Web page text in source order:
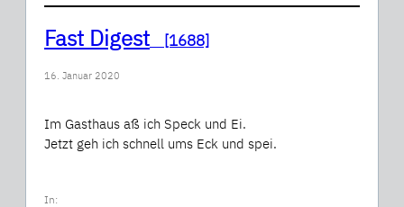
Fast Digest [1688]
16. Januar 2020
Im Gasthaus aß ich Speck und Ei.
Jetzt geh ich schnell ums Eck und spei.
In: